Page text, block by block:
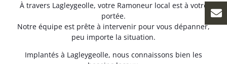
À travers Lagleygeolle, votre Ramoneur local est à votre
portée.
Notre équipe est prête à intervenir pour vous dépanner,
peu importe la situation.
Implantés à Lagleygeolle, nous connaissons bien les